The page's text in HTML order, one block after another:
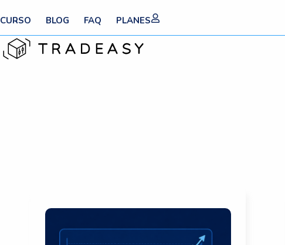
al
contenido
CURSO BLOG FAQ PLANES